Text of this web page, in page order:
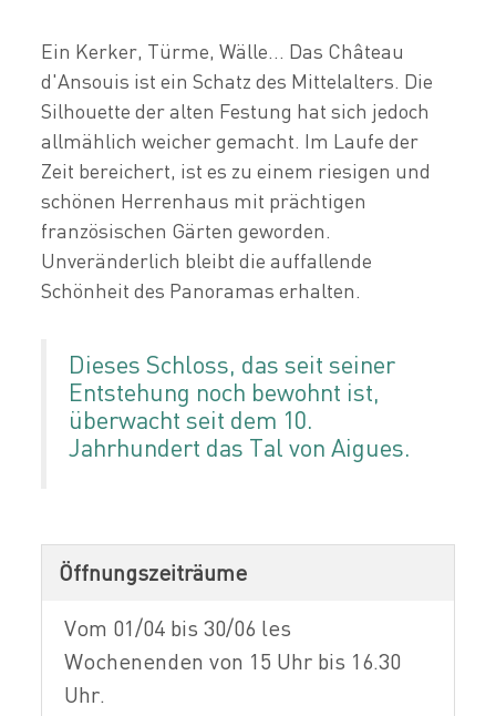
Ein Kerker, Türme, Wälle... Das Château
d'Ansouis ist ein Schatz des Mittelalters. Die
Silhouette der alten Festung hat sich jedoch
allmählich weicher gemacht. Im Laufe der
Zeit bereichert, ist es zu einem riesigen und
schönen Herrenhaus mit prächtigen
französischen Gärten geworden.
Unveränderlich bleibt die auffallende
Schönheit des Panoramas erhalten.
Dieses Schloss, das seit seiner
Entstehung noch bewohnt ist,
überwacht seit dem 10.
Jahrhundert das Tal von Aigues.
Öffnungszeiträume
Vom 01/04 bis 30/06 les
Wochenenden von 15 Uhr bis 16.30
Uhr.